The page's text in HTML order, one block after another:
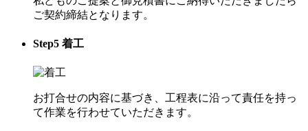
ご契約締結となります。
Step5 着工
お打合せの内容に基づき、工程表に沿って責任を持っ
て作業を行わせていただきます。